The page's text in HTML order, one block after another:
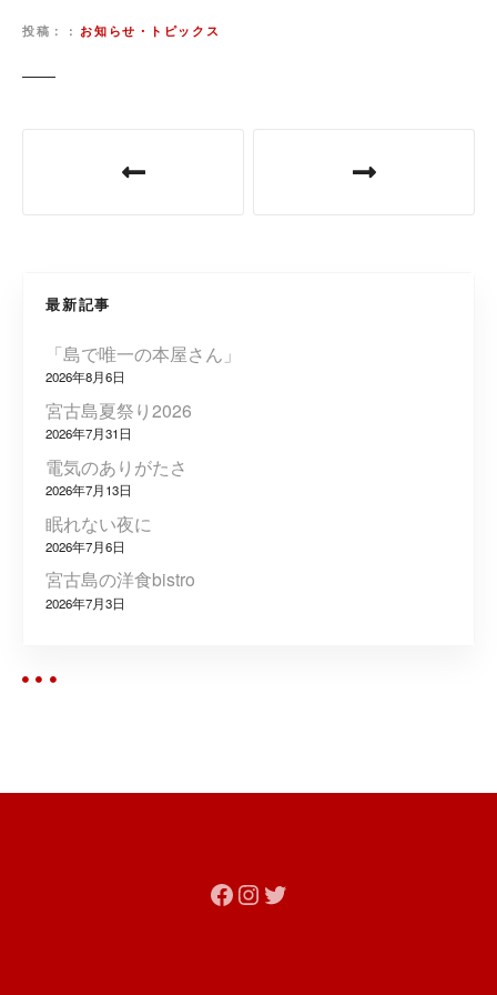
投稿： お知らせ・トピックス
ゲ
ー
シ
ョ
ン
最新記事
「島で唯一の本屋さん」
2026年8月6日
宮古島夏祭り2026
2026年7月31日
電気のありがたさ
2026年7月13日
眠れない夜に
2026年7月6日
宮古島の洋食bistro
2026年7月3日
Facebook Instagram Twitter